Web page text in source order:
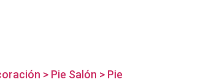
> Pie Salón > Pie